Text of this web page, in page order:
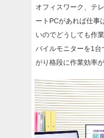
オフィスワーク、テ
ートPCがあれば仕事
いのでどうしても作
バイルモニターを1
がり格段に作業効率